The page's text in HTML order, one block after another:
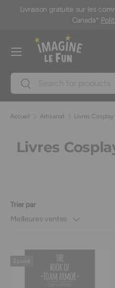
Aller au contenu
Livraison gratuite sur les
Canada*
Recherche
Rechercher
Menu
Accueil Artisanat Livres
Livres
Trier par
Meilleures ventes
Épuisé